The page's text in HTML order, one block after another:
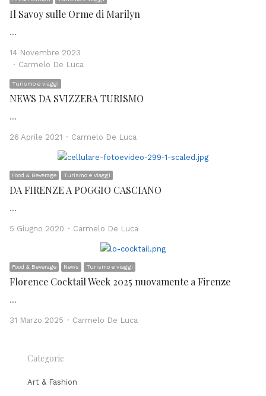
Il Savoy sulle Orme di Marilyn
…
14 Novembre 2023
Author
Carmelo De Luca
Turismo e viaggi
NEWS DA SVIZZERA TURISMO
…
26 Aprile 2021 Author
Carmelo De Luca
Food & Beverage Turismo e viaggi
DA FIRENZE A POGGIO CASCIANO
…
5 Giugno 2020 Author
Carmelo De Luca
Food & Beverage News Turismo e viaggi
Florence Cocktail Week 2025 nuovamente a Firenze
…
31 Marzo 2025 Author
Carmelo De Luca
Categorie
Art & Fashion